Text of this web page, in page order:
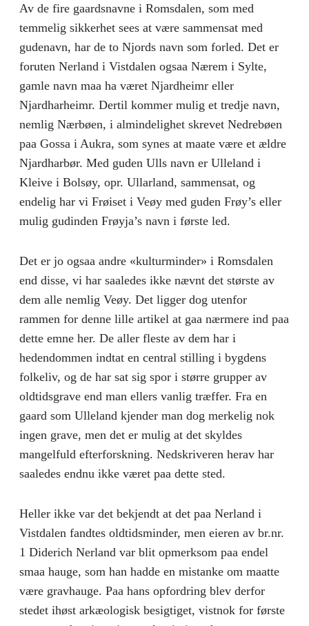
Av de fire gaardsnavne i Romsdalen, som med
temmelig sikkerhet sees at være sammensat med
gudenavn, har de to Njords navn som forled. Det er
foruten Nerland i Vistdalen ogsaa Nærem i Sylte,
gamle navn maa ha været Njardheimr eller
Njardharheimr. Dertil kommer mulig et tredje navn,
nemlig Nærbøen, i almindelighet skrevet Nedrebøen
paa Gossa i Aukra, som synes at maate være et ældre
Njardharbør. Med guden Ulls navn er Ulleland i
Kleive i Bolsøy, opr. Ullarland, sammensat, og
endelig har vi Frøiset i Veøy med guden Frøy’s eller
mulig gudinden Frøyja’s navn i første led.
Det er jo ogsaa andre «kulturminder» i Romsdalen
end disse, vi har saaledes ikke nævnt det største av
dem alle nemlig Veøy. Det ligger dog utenfor
rammen for denne lille artikel at gaa nærmere ind paa
dette emne her. De aller fleste av dem har i
hedendommen indtat en central stilling i bygdens
folkeliv, og de har sat sig spor i større grupper av
oldtidsgrave end man ellers vanlig træffer. Fra en
gaard som Ulleland kjender man dog merkelig nok
ingen grave, men det er mulig at det skyldes
mangelfuld efterforskning. Nedskriveren herav har
saaledes endnu ikke været paa dette sted.
Heller ikke var det bekjendt at det paa Nerland i
Vistdalen fandtes oldtidsminder, men eieren av br.nr.
1 Diderich Nerland var blit opmerksom paa endel
smaa hauge, som han hadde en mistanke om maatte
være gravhauge. Paa hans opfordring blev derfor
stedet ihøst arkæologisk besigtiget, vistnok for første